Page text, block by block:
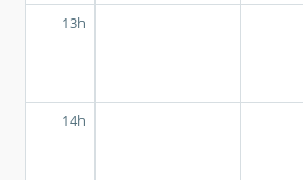
13h
14h